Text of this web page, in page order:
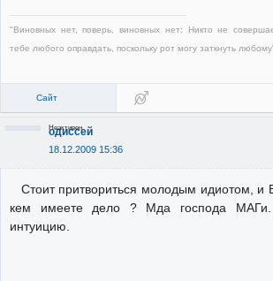
"Виновных нет, поверь, виновных нет: Никто не
тебе любого оправдать, поскольку рот могу заткнуть
Сайт
одиссей
18.12.2009 15:36
Неактивен
Стоит притвориться молодым идиотом, и
кем имеете дело ? Мда господа
интуицию.